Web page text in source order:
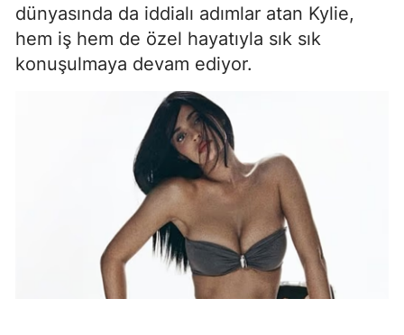
dünyasında da iddialı adımlar atan Kylie,
hem iş hem de özel hayatıyla sık sık
konuşulmaya devam ediyor.